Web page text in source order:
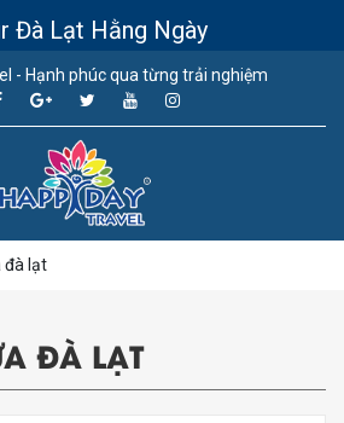
- Hạnh phúc qua từng trải nghiệm
đà lạt
ĐÀ LẠT
Đà Lạt Hằng Ngày